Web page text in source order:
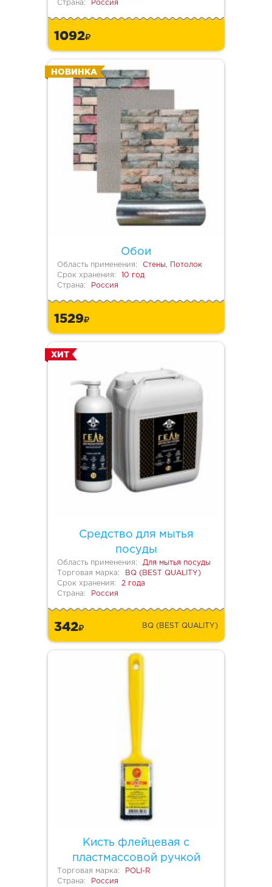
Страна:
Россия
1092
Обои
НОВИНКА
Область применения:
Стены, Потолок
Срок хранения:
10 год
Страна:
Россия
1529
Средство для мытья
посуды
ХИТ
Область применения:
Для мытья посуды
Торговая марка:
BQ (BEST QUALITY)
Срок хранения:
2 года
Страна:
Россия
342 BQ (BEST QUALITY)
Кисть флейцевая с
пластмассовой ручкой
Торговая марка:
POLI-R
Страна:
Россия